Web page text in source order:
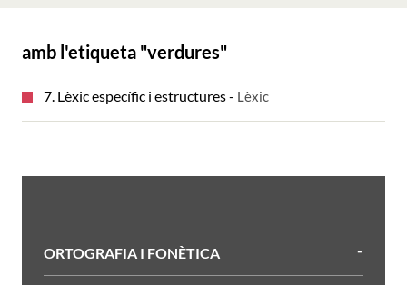
amb l'etiqueta "verdures"
7. Lèxic específic i estructures- Lèxic
ORTOGRAFIA I FONÈTICA